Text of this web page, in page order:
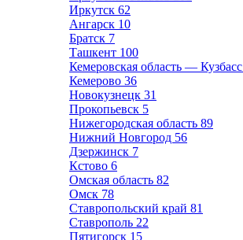
Иркутск 62
Ангарск 10
Братск 7
Ташкент 100
Кемеровская область — Кузбасс
Кемерово 36
Новокузнецк 31
Прокопьевск 5
Нижегородская область 89
Нижний Новгород 56
Дзержинск 7
Кстово 6
Омская область 82
Омск 78
Ставропольский край 81
Ставрополь 22
Пятигорск 15